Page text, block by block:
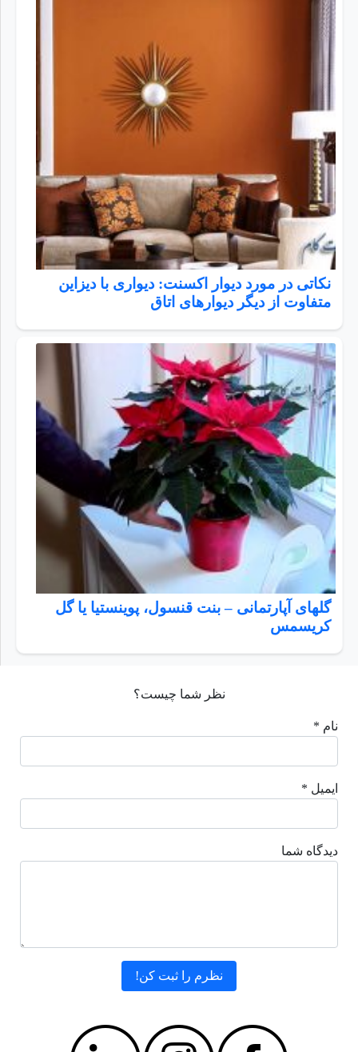
نکاتی در مورد دیوار اکسنت: دیواری با دیزاین
متفاوت از دیگر دیوارهای اتاق
گلهای آپارتمانی – بنت قنسول، پوینستیا یا گل
کریسمس
نظر شما چیست؟
نام *
ایمیل *
دیدگاه شما